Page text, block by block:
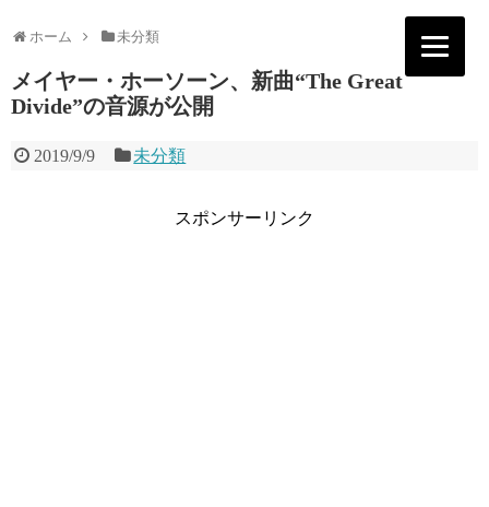
ホーム 未分類
メイヤー・ホーソーン、新曲“The Great
Divide”の音源が公開
2019/9/9 未分類
スポンサーリンク